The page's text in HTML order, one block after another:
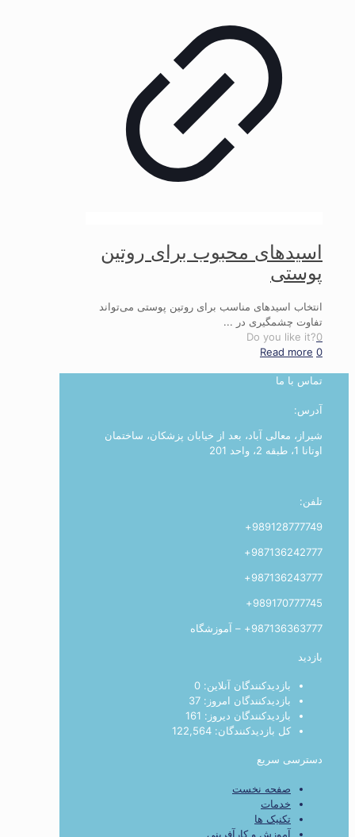
اسیدهای محبوب برای روتین
پوستی
انتخاب اسیدهای مناسب برای روتین پوستی می‌تواند
تفاوت چشمگیری در ...
Do you like it?0
0
Read more
تماس با ما
آدرس:
شیراز، معالی آباد، بعد از خیابان پزشکان، ساختمان
اوتانا 1، طبقه 2، واحد 201
تلفن:
989128777749+
987136242777+
987136243777+
989170777745+
987136363777+ – آموزشگاه
بازدید
بازدیدکنندگان آنلاین: 0
بازدیدکنندگان امروز: 37
بازدیدکنندگان دیروز: 161
کل بازدیدکنند‌گان: 122,564
دسترسی سریع
صفحه نخست
خدمات
تکنیک ها
آموزش و کارآفرینی